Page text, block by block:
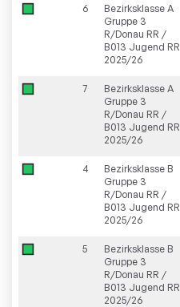
6
Bezirksklasse A
Gruppe 3
R/Donau RR /
B013 Jugend RR
2025/26
7
Bezirksklasse A
Gruppe 3
R/Donau RR /
B013 Jugend RR
2025/26
4
Bezirksklasse B
Gruppe 3
R/Donau RR /
B013 Jugend RR
2025/26
5
Bezirksklasse B
Gruppe 3
R/Donau RR /
B013 Jugend RR
2025/26